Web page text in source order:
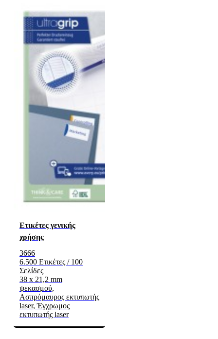
Ετικέτες γενικής
χρήσης
3666
6.500 Ετικέτες / 100
Σελίδες
38 x 21,2 mm
ψεκασμού,
Ασπρόμαυρος εκτυπωτής
laser, Έγχρωμος
εκτυπωτής laser